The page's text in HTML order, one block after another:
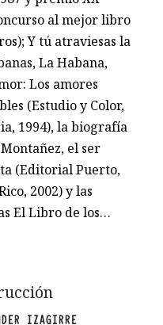
al mejor libro
Y tú atraviesas la
La Habana,
Los amores
(Estudio y Color,
1994), la biografía
el ser
(Editorial Puerto,
2002) y las
El Libro de los…
IZAGIRRE